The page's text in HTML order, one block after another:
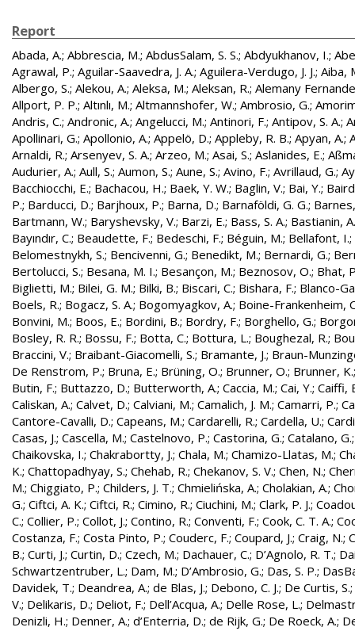
Report
Abada, A.; Abbrescia, M.; AbdusSalam, S. S.; Abdyukhanov, I.;
Agrawal, P.; Aguilar-Saavedra, J. A.; Aguilera-Verdugo, J. J.; Aiba,
Albergo, S.; Alekou, A.; Aleksa, M.; Aleksan, R.; Alemany
Allport, P. P.; Altınlı, M.; Altmannshofer, W.; Ambrosio, G.;
Andris, C.; Andronic, A.; Angelucci, M.; Antinori, F.; Antipov, S. A.;
Apollinari, G.; Apollonio, A.; Appelö, D.; Appleby, R. B.; Apyan, A.;
Arnaldi, R.; Arsenyev, S. A.; Arzeo, M.; Asai, S.; Aslanides, E.;
Audurier, A.; Aull, S.; Aumon, S.; Aune, S.; Avino, F.; Avrillaud, G.;
Bacchiocchi, E.; Bachacou, H.; Baek, Y. W.; Baglin, V.; Bai, Y.;
P.; Barducci, D.; Barjhoux, P.; Barna, D.; Barnaföldi, G. G.;
Bartmann, W.; Baryshevsky, V.; Barzi, E.; Bass, S. A.; Bastianin, A.
Bayındır, C.; Beaudette, F.; Bedeschi, F.; Béguin, M.; Bellafont, I.;
Belomestnykh, S.; Bencivenni, G.; Benedikt, M.; Bernardi, G.;
Bertolucci, S.; Besana, M. I.; Besançon, M.; Beznosov, O.; Bhat,
Biglietti, M.; Bilei, G. M.; Bilki, B.; Biscari, C.; Bishara, F.; Blanco-
Boels, R.; Bogacz, S. A.; Bogomyagkov, A.; Boine-Frankenheim,
Bonvini, M.; Boos, E.; Bordini, B.; Bordry, F.; Borghello, G.;
Bosley, R. R.; Bossu, F.; Botta, C.; Bottura, L.; Boughezal, R.;
Braccini, V.; Braibant-Giacomelli, S.; Bramante, J.; Braun-
De Renstrom, P.; Bruna, E.; Brüning, O.; Brunner, O.; Brunner, K.
Butin, F.; Buttazzo, D.; Butterworth, A.; Caccia, M.; Cai, Y.; Caiffi,
Caliskan, A.; Calvet, D.; Calviani, M.; Camalich, J. M.; Camarri, P.;
Cantore-Cavalli, D.; Capeans, M.; Cardarelli, R.; Cardella, U.;
Casas, J.; Cascella, M.; Castelnovo, P.; Castorina, G.; Catalano, G.
Chaikovska, I.; Chakrabortty, J.; Chala, M.; Chamizo-Llatas, M.;
K.; Chattopadhyay, S.; Chehab, R.; Chekanov, S. V.; Chen, N.;
M.; Chiggiato, P.; Childers, J. T.; Chmielińska, A.; Cholakian, A.;
G.; Ciftci, A. K.; Ciftci, R.; Cimino, R.; Ciuchini, M.; Clark, P. J.;
C.; Collier, P.; Collot, J.; Contino, R.; Conventi, F.; Cook, C. T. A.;
Costanza, F.; Costa Pinto, P.; Couderc, F.; Coupard, J.; Craig, N.;
B.; Curti, J.; Curtin, D.; Czech, M.; Dachauer, C.; D’Agnolo, R. T.;
Schwartzentruber, L.; Dam, M.; D’Ambrosio, G.; Das, S. P.;
Davidek, T.; Deandrea, A.; de Blas, J.; Debono, C. J.; De Curtis, S.;
V.; Delikaris, D.; Deliot, F.; Dell’Acqua, A.; Delle Rose, L.;
Denizli, H.; Denner, A.; d’Enterria, D.; de Rijk, G.; De Roeck, A.;